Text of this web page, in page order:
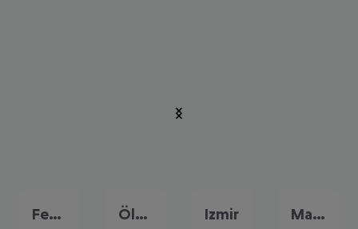
Fethiye Ölüdeniz Izmir Marmaris